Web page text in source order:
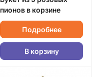
пионов в корзине
Подробнее
В корзину